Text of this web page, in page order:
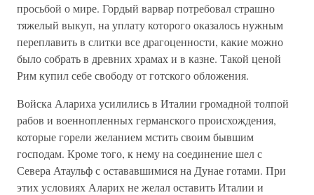
просьбой о мире. Гордый варвар потребовал страшно
тяжелый выкуп, на уплату которого оказалось нужным
переплавить в слитки все драгоценности, какие можно
было собрать в древних храмах и в казне. Такой ценой
Рим купил себе свободу от готского обложения.
Войска Алариха усилились в Италии громадной толпой
рабов и военнопленных германского происхождения,
которые горели желанием мстить своим бывшим
господам. Кроме того, к нему на соединение шел с
Севера Атаульф с остававшимися на Дунае готами. При
этих условиях Аларих не желал оставить Италии и